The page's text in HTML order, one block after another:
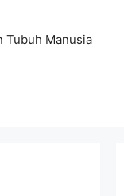
Tubuh Manusia